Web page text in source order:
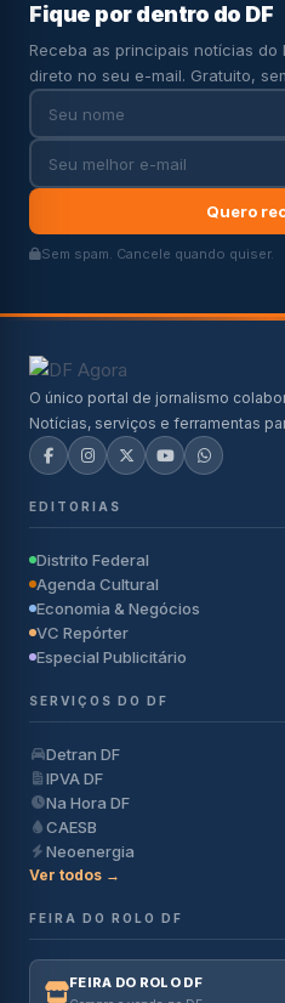
Fique por dentro do DF
Receba as principais notícias do
direto no seu e-mail. Gratuito,
Quero
Sem spam. Cancele quando quiser.
O único portal de jornalismo
Notícias, serviços e ferramentas
EDITORIAS
Distrito Federal
Agenda Cultural
Economia & Negócios
VC Repórter
Especial Publicitário
SERVIÇOS DO DF
Detran DF
IPVA DF
Na Hora DF
CAESB
Neoenergia
Ver todos →
FEIRA DO ROLO DF
FEIRA DO ROLO DF